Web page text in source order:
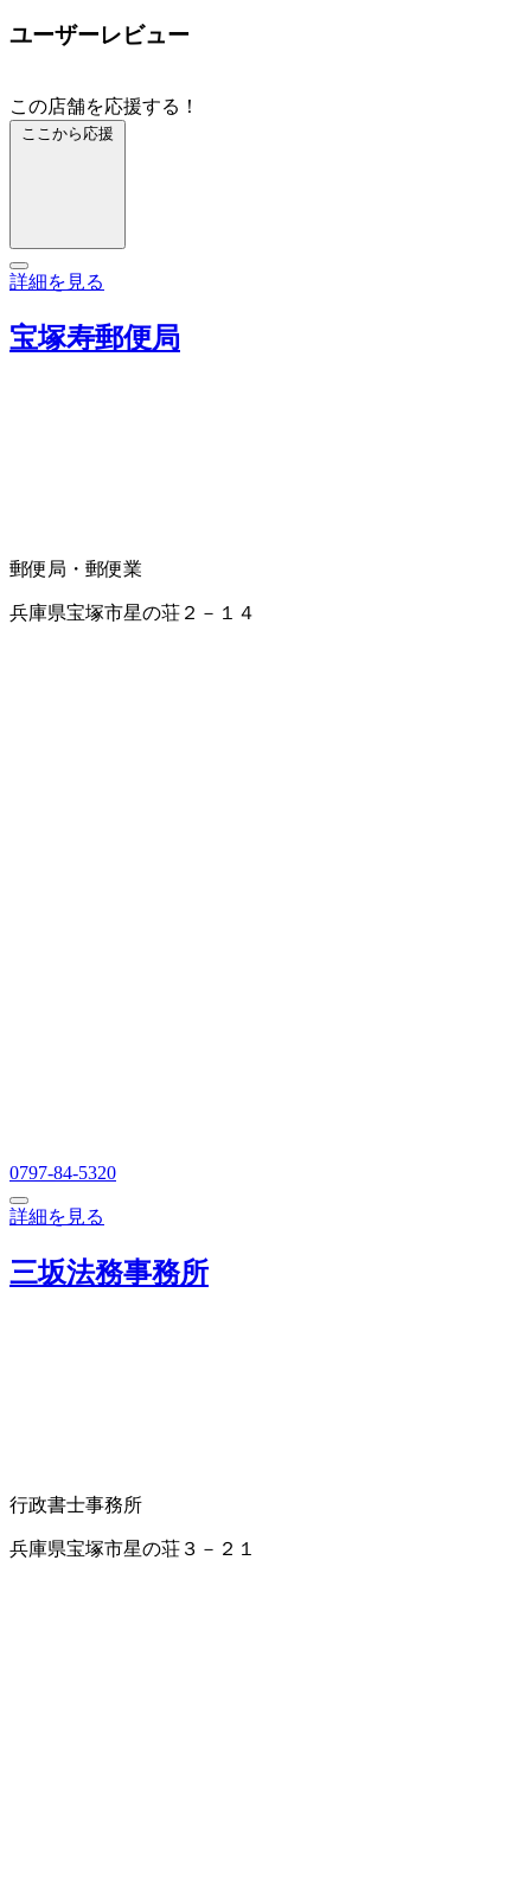
ユーザーレビュー
この店舗を応援する！
ここから応援
詳細を見る
宝塚寿郵便局
郵便局・郵便業
兵庫県宝塚市星の荘２－１４
0797-84-5320
詳細を見る
三坂法務事務所
行政書士事務所
兵庫県宝塚市星の荘３－２１